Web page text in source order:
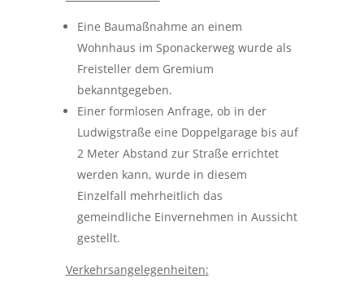
Eine Baumaßnahme an einem
Wohnhaus im Sponackerweg wurde als
Freisteller dem Gremium
bekanntgegeben.
Einer formlosen Anfrage, ob in der
Ludwigstraße eine Doppelgarage bis auf
2 Meter Abstand zur Straße errichtet
werden kann, wurde in diesem
Einzelfall mehrheitlich das
gemeindliche Einvernehmen in Aussicht
gestellt.
Verkehrsangelegenheiten: